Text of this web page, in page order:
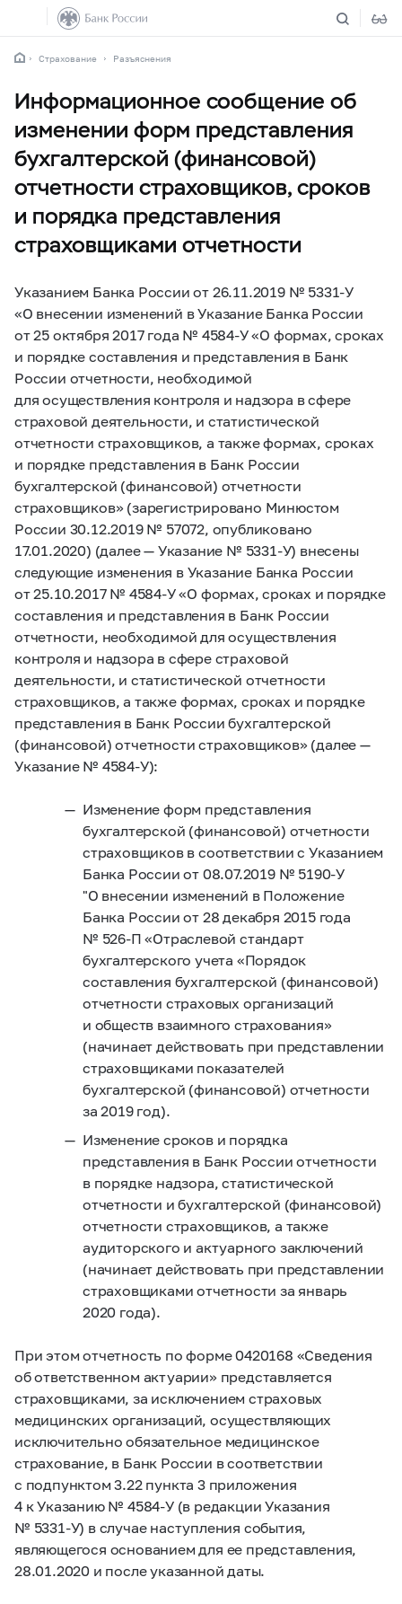
Страхование Разъяснения
Информационное сообщение об
изменении форм представления
бухгалтерской (финансовой)
отчетности страховщиков, сроков
и порядка представления
страховщиками отчетности
Указанием Банка Россииот 26.11.2019№ 5331-У
«О внесении изменений в Указание Банка России
от 25 октября 2017 года № 4584-У«О формах, сроках
и порядке составления и представления в Банк
России отчетности, необходимой
для осуществления контроля и надзора в сфере
страховой деятельности, и статистической
отчетности страховщиков, а также формах, сроках
и порядке представления в Банк России
бухгалтерской (финансовой) отчетности
страховщиков» (зарегистрировано Минюстом
России 30.12.2019 № 57072, опубликовано
17.01.2020) (далее — Указание № 5331-У) внесены
следующие изменения в Указание Банка России
от 25.10.2017 № 4584-У«О формах, сроках и порядке
составления и представления в Банк России
отчетности, необходимой для осуществления
контроля и надзора в сфере страховой
деятельности, и статистической отчетности
страховщиков, а также формах, сроках и порядке
представления в Банк России бухгалтерской
(финансовой) отчетности страховщиков» (далее —
Указание № 4584-У):
Изменение форм представления
бухгалтерской (финансовой) отчетности
страховщиков в соответствии с Указанием
Банка Россииот 08.07.2019№ 5190-У
"О внесении изменений в Положение
Банка России от 28 декабря 2015 года
№ 526-П «Отраслевой стандарт
бухгалтерского учета «Порядок
составления бухгалтерской (финансовой)
отчетности страховых организаций
и обществ взаимного страхования»
(начинает действовать при представлении
страховщиками показателей
бухгалтерской (финансовой) отчетности
за 2019 год).
Изменение сроков и порядка
представления в Банк России отчетности
в порядке надзора, статистической
отчетности и бухгалтерской (финансовой)
отчетности страховщиков, а также
аудиторского и актуарного заключений
(начинает действовать при представлении
страховщиками отчетности за январь
2020 года).
При этом отчетность по форме 0420168 «Сведения
об ответственном актуарии» представляется
страховщиками, за исключением страховых
медицинских организаций, осуществляющих
исключительно обязательное медицинское
страхование, в Банк России в соответствии
с подпунктом 3.22 пункта 3 приложения
4 к Указанию № 4584-У(в редакции Указания
№ 5331-У) в случае наступления события,
являющегося основанием для ее представления,
28.01.2020 и после указанной даты.